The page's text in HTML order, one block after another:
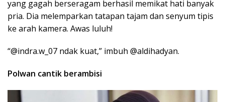
yang gagah berseragam berhasil memikat hati banyak
pria. Dia melemparkan tatapan tajam dan senyum tipis
ke arah kamera. Awas luluh!
“@indra.w_07 ndak kuat,” imbuh @aldihadyan.
Polwan cantik berambisi